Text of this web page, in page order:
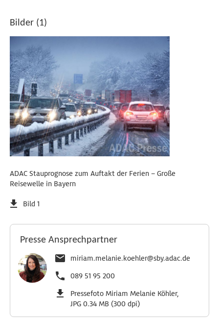
Bilder (1)
ADAC Stauprognose zum Auftakt der Ferien – Große
Reisewelle in Bayern
Bild 1
Presse Ansprechpartner
miriam.melanie.koehler@sby.adac.de
089 51 95 200
Pressefoto Miriam Melanie Köhler,
JPG 0.34 MB (300 dpi)